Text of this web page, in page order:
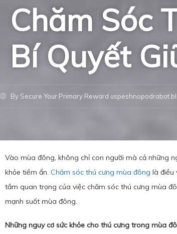
Chăm Sóc
Bí Quyết
By Secure Your Primary Reward
Vào mùa đông, không chỉ con người mà cả những
khỏe tiềm ẩn. Chăm sóc thú cưng mùa đông là điều
tầm quan trọng của việc chăm sóc thú cưng mùa
mạnh suốt mùa đông.
Những nguy cơ sức khỏe cho thú cưng trong mùa